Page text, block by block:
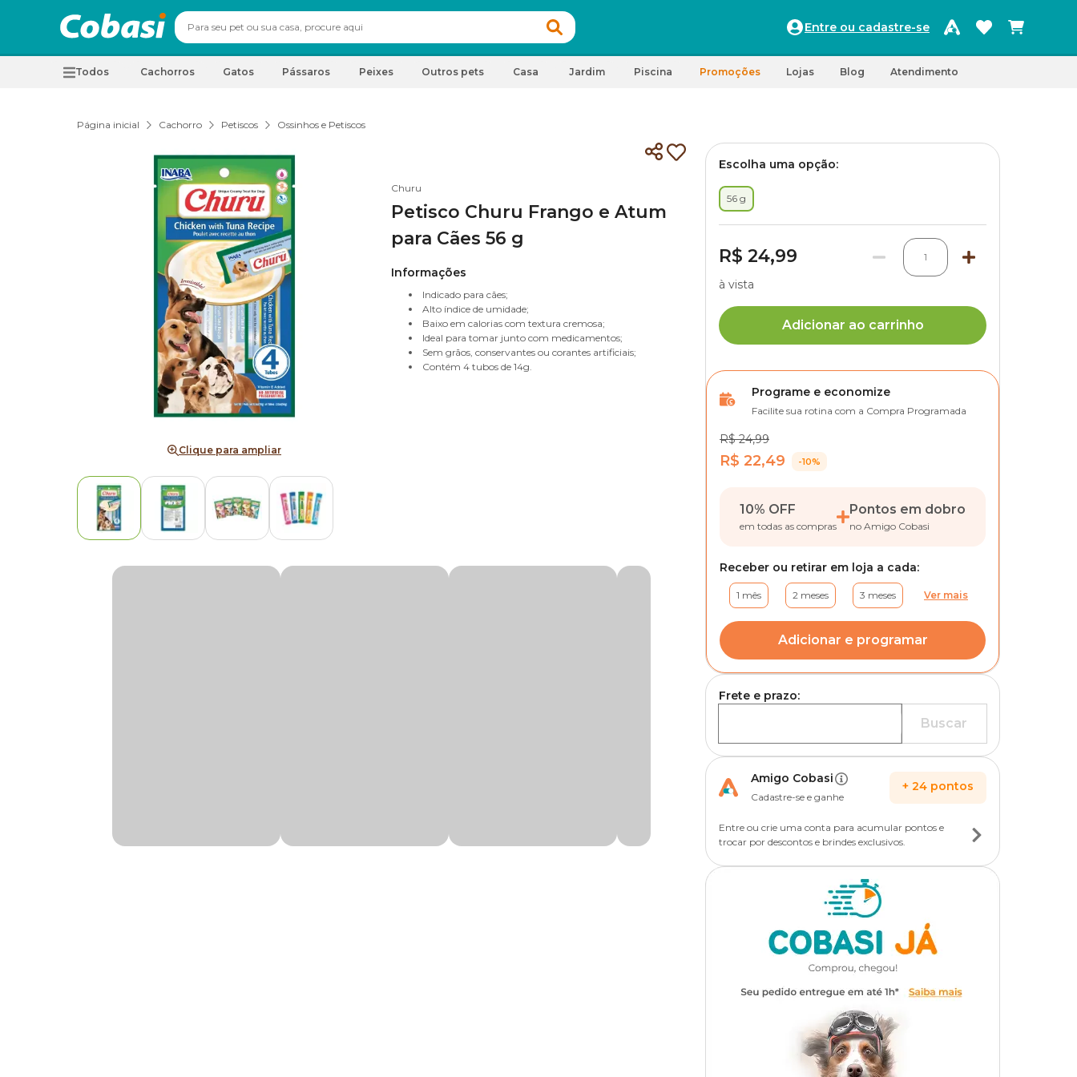
Entre ou cadastre-se
Todos Cachorros Gatos Pássaros Peixes Outros pets Casa Jardim Piscina Promoções Lojas Blog Atendimento
Página inicial Cachorro Petiscos Ossinhos e Petiscos
Clique para ampliar
Churu
Petisco Churu Frango e Atum
para Cães 56 g
Informações
Indicado para cães;
Alto índice de umidade;
Baixo em calorias com textura cremosa;
Ideal para tomar junto com medicamentos;
Sem grãos, conservantes ou corantes artificiais;
Contém 4 tubos de 14g.
Escolha uma opção:
56 g
R$ 24,99 1
à vista
Adicionar ao carrinho
Programe e economize
Facilite sua rotina com a Compra Programada
R$ 24,99
R$ 22,49 -10%
10% OFF
em todas as compras
Pontos em dobro
no Amigo Cobasi
Receber ou retirar em loja a cada:
1 mês 2 meses 3 meses Ver mais
Adicionar e programar
Frete e prazo:
Buscar
Amigo Cobasi
Cadastre-se e ganhe
+ 24 pontos
Entre ou crie uma conta para acumular pontos e
trocar por descontos e brindes exclusivos.